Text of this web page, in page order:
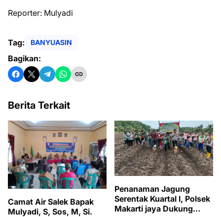
Reporter: Mulyadi
Tag: BANYUASIN
Bagikan:
Berita Terkait
Camat Air Salek Bapak
Mulyadi, S, Sos, M, Si.
Penanaman Jagung
Serentak Kuartal I, Polsek
Makarti jaya Dukung